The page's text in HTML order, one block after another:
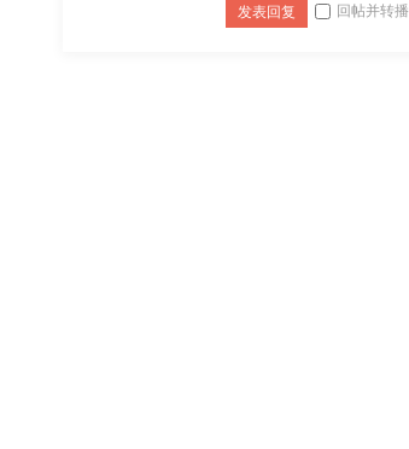
发表回复 回帖并转播